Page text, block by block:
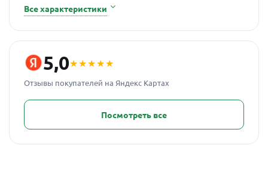
Все характеристики
5,0★★★★★
Отзывы покупателей на Яндекс Картах
Посмотреть все